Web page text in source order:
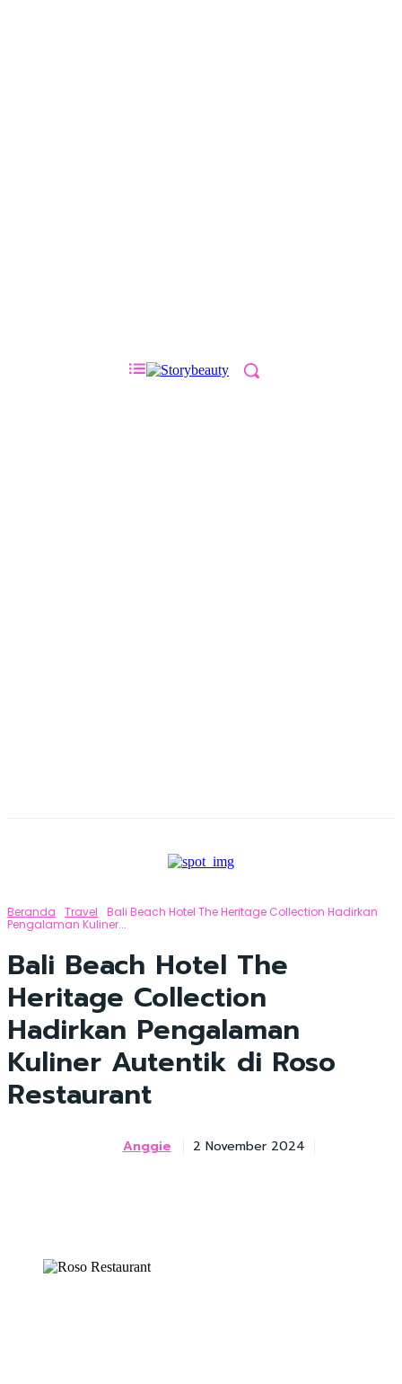
Beranda Travel
Bali Beach Hotel The Heritage Collection Hadirkan
Pengalaman Kuliner...
Bali Beach Hotel The
Heritage Collection
Hadirkan Pengalaman
Kuliner Autentik di Roso
Restaurant
Anggie 2 November 2024